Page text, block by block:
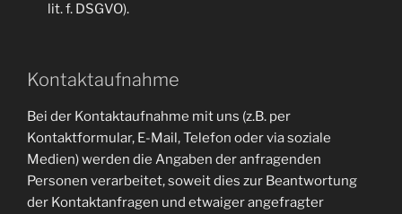
lit. f. DSGVO).
Kontaktaufnahme
Bei der Kontaktaufnahme mit uns (z.B. per
Kontaktformular, E-Mail, Telefon oder via soziale
Medien) werden die Angaben der anfragenden
Personen verarbeitet, soweit dies zur Beantwortung
der Kontaktanfragen und etwaiger angefragter